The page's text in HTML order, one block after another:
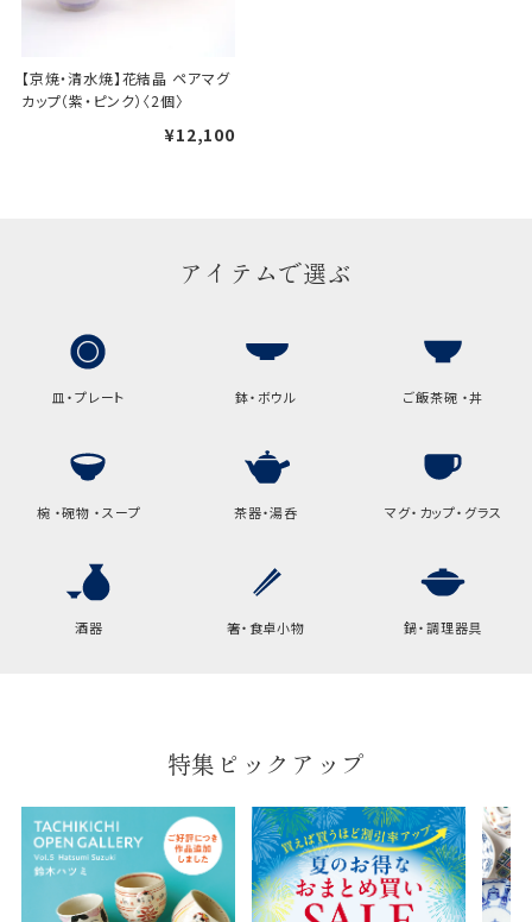
ギフト袋について
手提袋はお付けできません。
手提げ袋について
ご注文時に、ご希望枚数をご記入ください。
高さ
32.5cm
9cm
横
幅
14cm
袋のサイズは当店で最適なものをご用意いたしま
す。
【京焼・清水焼】花結晶 ペアマグ
カップ（紫・ピンク）〈2個〉
¥12,100
アイテムで選ぶ
皿・プレート 鉢・ボウル ご飯茶碗 ・丼
椀 ・碗物 ・スープ 茶器・湯呑 マグ・カップ・グラス
酒器 箸・食卓小物 鍋・調理器具
特集ピックアップ